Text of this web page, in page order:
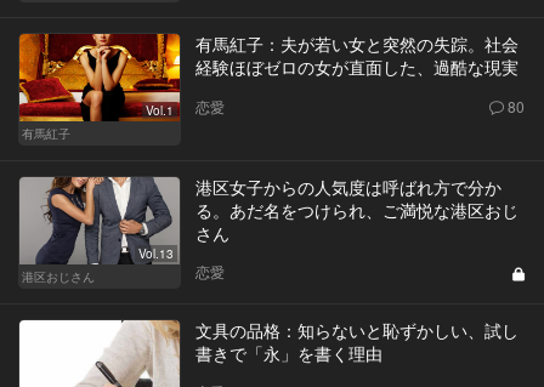
Vol.1
有馬紅子
有馬紅子：夫が若い女と突然の失踪。社会
経験ほぼゼロの女が直面した、過酷な現実
恋愛 80
Vol.13
港区おじさん
港区女子からの人気度は呼ばれ方で分か
る。あだ名をつけられ、ご満悦な港区おじ
さん
恋愛
文具の品格：知らないと恥ずかしい、試し
書きで「永」を書く理由